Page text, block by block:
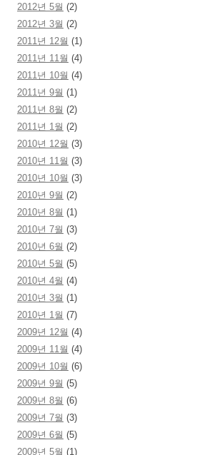
2012년 5월 (2)
2012년 3월 (2)
2011년 12월 (1)
2011년 11월 (4)
2011년 10월 (4)
2011년 9월 (1)
2011년 8월 (2)
2011년 1월 (2)
2010년 12월 (3)
2010년 11월 (3)
2010년 10월 (3)
2010년 9월 (2)
2010년 8월 (1)
2010년 7월 (3)
2010년 6월 (2)
2010년 5월 (5)
2010년 4월 (4)
2010년 3월 (1)
2010년 1월 (7)
2009년 12월 (4)
2009년 11월 (4)
2009년 10월 (6)
2009년 9월 (5)
2009년 8월 (6)
2009년 7월 (3)
2009년 6월 (5)
2009년 5월 (1)